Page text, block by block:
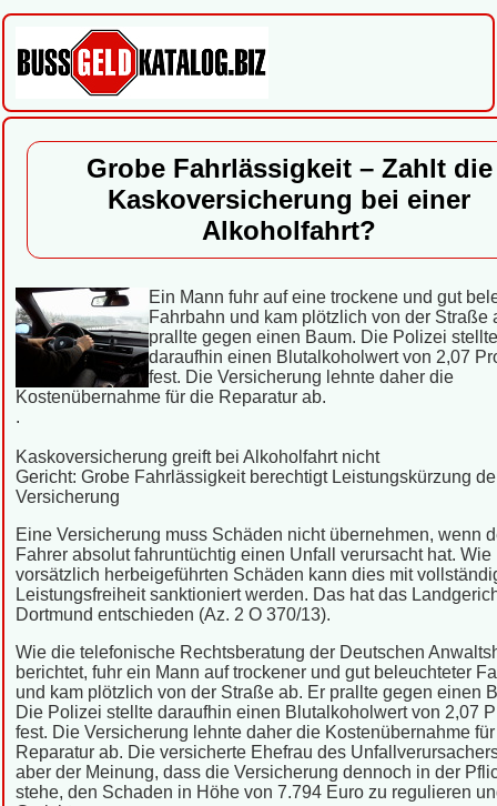
Grobe Fahrlässigkeit – Zahlt die
Kaskoversicherung bei einer
Alkoholfahrt?
Ein Mann fuhr auf eine trockene und gut
Fahrbahn und kam plötzlich von der Straße
prallte gegen einen Baum. Die Polizei stellte
daraufhin einen Blutalkoholwert von 2,07
fest. Die Versicherung lehnte daher die
Kostenübernahme für die Reparatur ab.
.
Kaskoversicherung greift bei Alkoholfahrt nicht
Gericht: Grobe Fahrlässigkeit berechtigt Leistungskürzung
Versicherung
Eine Versicherung muss Schäden nicht übernehmen, wenn
Fahrer absolut fahruntüchtig einen Unfall verursacht hat. Wie
vorsätzlich herbeigeführten Schäden kann dies mit
Leistungsfreiheit sanktioniert werden. Das hat das
Dortmund entschieden (Az. 2 O 370/13).
Wie die telefonische Rechtsberatung der Deutschen
berichtet, fuhr ein Mann auf trockener und gut beleuchteter
und kam plötzlich von der Straße ab. Er prallte gegen einen
Die Polizei stellte daraufhin einen Blutalkoholwert von 2,07
fest. Die Versicherung lehnte daher die Kostenübernahme
Reparatur ab. Die versicherte Ehefrau des
aber der Meinung, dass die Versicherung dennoch in der
stehe, den Schaden in Höhe von 7.794 Euro zu regulieren